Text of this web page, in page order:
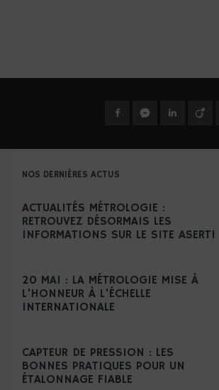
NOS DERNIÈRES ACTUS
ACTUALITÉS MÉTROLOGIE :
RETROUVEZ DÉSORMAIS LES
INFORMATIONS SUR LE SITE ASERTI
20 MAI : LA MÉTROLOGIE MISE À
L’HONNEUR À L’ÉCHELLE
INTERNATIONALE
CAPTEUR DE PRESSION : LES
BONNES PRATIQUES POUR UN
ÉTALONNAGE FIABLE